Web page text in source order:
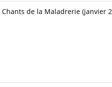
de la Maladrerie (janvier